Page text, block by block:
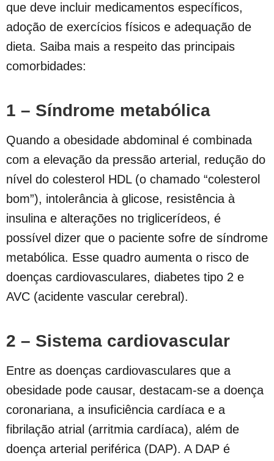
que deve incluir medicamentos específicos,
adoção de exercícios físicos e adequação de
dieta. Saiba mais a respeito das principais
comorbidades:
1 – Síndrome metabólica
Quando a obesidade abdominal é combinada
com a elevação da pressão arterial, redução do
nível do colesterol HDL (o chamado “colesterol
bom”), intolerância à glicose, resistência à
insulina e alterações no triglicerídeos, é
possível dizer que o paciente sofre de síndrome
metabólica. Esse quadro aumenta o risco de
doenças cardiovasculares, diabetes tipo 2 e
AVC (acidente vascular cerebral).
2 – Sistema cardiovascular
Entre as doenças cardiovasculares que a
obesidade pode causar, destacam-se a doença
coronariana, a insuficiência cardíaca e a
fibrilação atrial (arritmia cardíaca), além de
doença arterial periférica (DAP). A DAP é